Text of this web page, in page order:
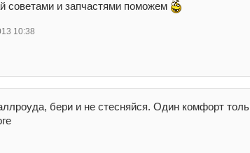
советами и запчастями поможем
10:38
бери и не стесняйся. Один комфорт